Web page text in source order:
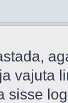
vajuta
sisse